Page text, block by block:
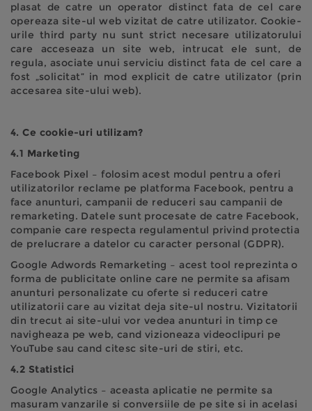
plasat de catre un operator distinct fata de cel care
opereaza site-ul web vizitat de catre utilizator. Cookie-
urile third party nu sunt strict necesare utilizatorului
care acceseaza un site web, intrucat ele sunt, de
regula, asociate unui serviciu distinct fata de cel care a
fost „solicitat” in mod explicit de catre utilizator (prin
accesarea site-ului web).
4. Ce cookie-uri utilizam?
4.1 Marketing
Facebook Pixel – folosim acest modul pentru a oferi
utilizatorilor reclame pe platforma Facebook, pentru a
face anunturi, campanii de reduceri sau campanii de
remarketing. Datele sunt procesate de catre Facebook,
companie care respecta regulamentul privind protectia
de prelucrare a datelor cu caracter personal (GDPR).
Google Adwords Remarketing – acest tool reprezinta o
forma de publicitate online care ne permite sa afisam
anunturi personalizate cu oferte si reduceri catre
utilizatorii care au vizitat deja site-ul nostru. Vizitatorii
din trecut ai site-ului vor vedea anunturi in timp ce
navigheaza pe web, cand vizioneaza videoclipuri pe
YouTube sau cand citesc site-uri de stiri, etc.
4.2 Statistici
Google Analytics – aceasta aplicatie ne permite sa
masuram vanzarile si conversiile de pe site si in acelasi